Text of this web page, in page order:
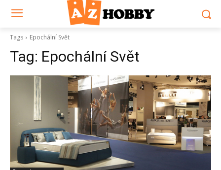
Tags Epochální Svět
Tag: Epochální Svět